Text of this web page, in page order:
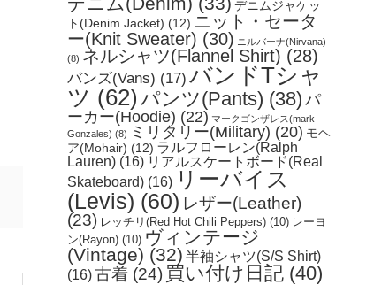
デニムジャケッ
ト(Denim Jacket) (12) ニット・セータ
ー(Knit Sweater) (30) ニルバーナ(Nirvana)
(8) ネルシャツ(Flannel Shirt) (28)
バンズ(Vans) (17) バンドTシャ
ツ (62) パンツ(Pants) (38)パ
ーカー(Hoodie) (22) マークゴンザレス(mark
Gonzales) (8) ミリタリー(Military) (20) モヘ
ア(Mohair) (12) ラルフローレン(Ralph
Lauren) (16) リアルスケートボード(Real
Skateboard) (16) リーバイス
(Levis) (60) レザー(Leather)
(23) レッチリ(Red Hot Chili Peppers) (10) レーヨ
ン(Rayon) (10) ヴィンテージ
(Vintage) (32) 半袖シャツ(S/S Shirt)
(16)古着 (24) 買い付け日記 (40)